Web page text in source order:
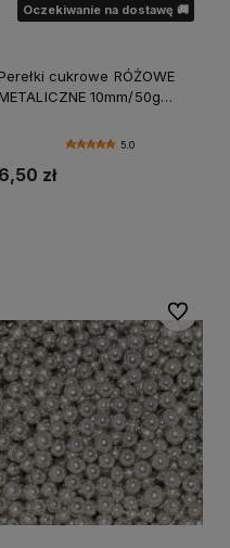
Oczekiwanie na dostawę 🚚
Perełki cukrowe RÓŻOWE
METALICZNE 10mm/50g
5.0
6,50 zł
Do